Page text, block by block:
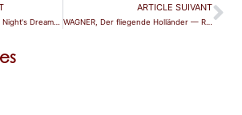
ARTICLE SUIVANT
WAGNER, Der fliegende Holländer — Rennes